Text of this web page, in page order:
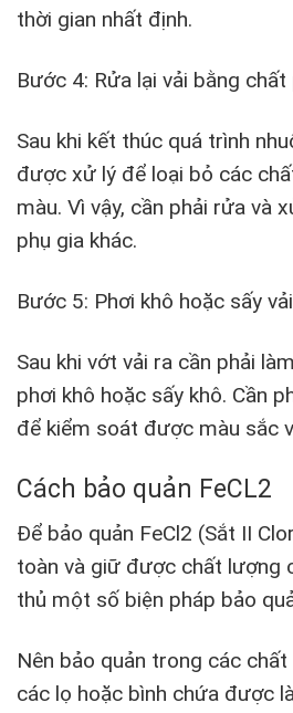
thời gian nhất định.
Bước 4: Rửa lại vải bằng chất
Sau khi kết thúc quá trình
được xử lý để loại bỏ các
màu.​​​​‌​‌‌‌‌​‌‌‌​​‌‌‌‌ Vì vậy, cần phải rửa và
phụ gia khác.
Bước 5: Phơi khô hoặc sấy
Sau khi vớt vải ra cần phải
phơi khô hoặc sấy khô. Cần
để kiểm soát được màu sắc
Cách bảo quản FeCL2
Để bảo quản FeCl2 (Sắt II
toàn và giữ được chất lượng
thủ một số biện pháp bảo
Nên bảo quản trong các
các lọ hoặc bình chứa được